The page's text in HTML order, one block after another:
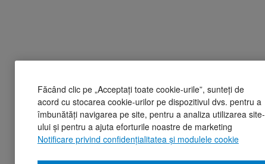
Făcând clic pe „Acceptați toate cookie-urile”, sunteți de
acord cu stocarea cookie-urilor pe dispozitivul dvs. pentru a
îmbunătăți navigarea pe site, pentru a analiza utilizarea site-
ului și pentru a ajuta eforturile noastre de marketing
Notificare privind confidențialitatea și modulele cookie